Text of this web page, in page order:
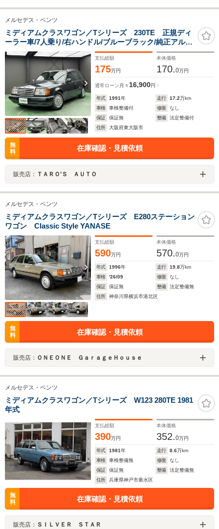
メルセデス・ベンツ
ミディアムクラスワゴン／Tシリーズ 230TE 正規ディ
ーラー車/7人乗り/右ハンドル/ブルーブラック/純正アルミ/
ファブリックシート
支払総額
175万円
本体価格
170.0万円
通常ローン 月々 16,900円
年式 1991年 走行 17.2万km
車検
車検整備付 修復
なし
保証
保証無 整備
法定整備付
住所
大阪府東大阪市
無
料
在庫確認・見積依頼
販売店： ＴＡＲＯ’Ｓ ＡＵＴＯ
メルセデス・ベンツ
ミディアムクラスワゴン／Tシリーズ E280ステーション
ワゴン Classic Style YANASE
支払総額
590万円
本体価格
570.0万円
年式 1996年 走行 19.8万km
車検
'26/09 修復
なし
保証
保証無 整備
法定整備無
住所
神奈川県横浜市港北区
無
料
在庫確認・見積依頼
販売店： ＯＮＥＯＮＥ ＧａｒａｇｅＨｏｕｓｅ
メルセデス・ベンツ
ミディアムクラスワゴン／Tシリーズ W123 280TE 1981
年式
支払総額
390万円
本体価格
352.0万円
年式 1981年 走行 8.6万km
車検
車検整備無 修復
なし
保証
保証無 整備
法定整備無
住所
兵庫県神戸市垂水区
無
料
在庫確認・見積依頼
販売店： ＳＩＬＶＥＲ ＳＴＡＲ